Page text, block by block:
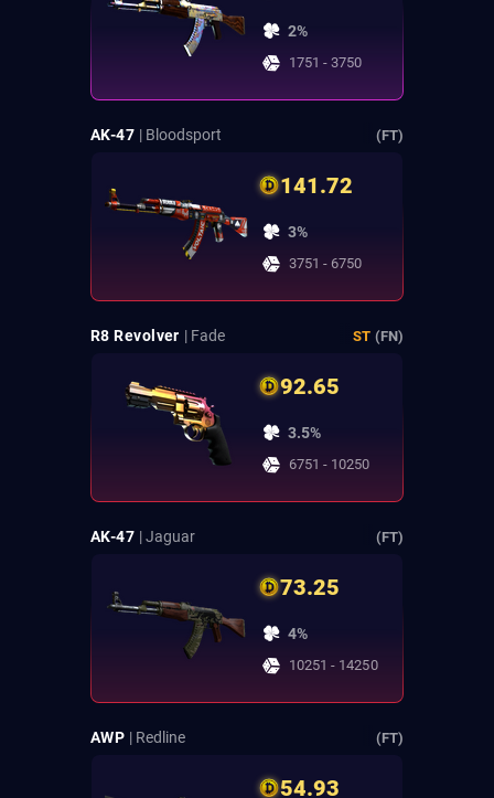
2%
1751 - 3750
AK-47 | Bloodsport (FT)
141.72
3%
3751 - 6750
R8 Revolver | Fade ST (FN)
92.65
3.5%
6751 - 10250
AK-47 | Jaguar (FT)
73.25
4%
10251 - 14250
AWP | Redline (FT)
54.93